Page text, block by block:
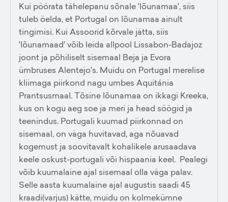
Kui pöörata tähelepanu sõnale 'lõunamaa', siis
tuleb öelda, et Portugal on lõunamaa ainult
tingimisi. Kui Assoorid kõrvale jätta, siis
'lõunamaad' võib leida allpool Lissabon-Badajoz
joont ja põhiliselt sisemaal Beja ja Evora
ümbruses Alentejo's. Muidu on Portugal merelise
kliimaga piirkond nagu umbes Aquitánia
Prantsusmaal. Tõsine lõunamaa on ikkagi Kreeka,
kus on kogu aeg soe ja meri ja head söögid ja
teenindus. Portugali kuumad piirkonnad on
sisemaal, on väga huvitavad, aga nõuavad
kogemust ja soovitavalt kohalikele arusaadava
keele oskust-portugali või hispaania keel. Pealegi
võib kuumalaine ajal sisemaal olla väga palav.
Selle aasta kuumalaine ajal augustis saadi 45
kraadi(varjus) kätte, muidu on kolmekümne